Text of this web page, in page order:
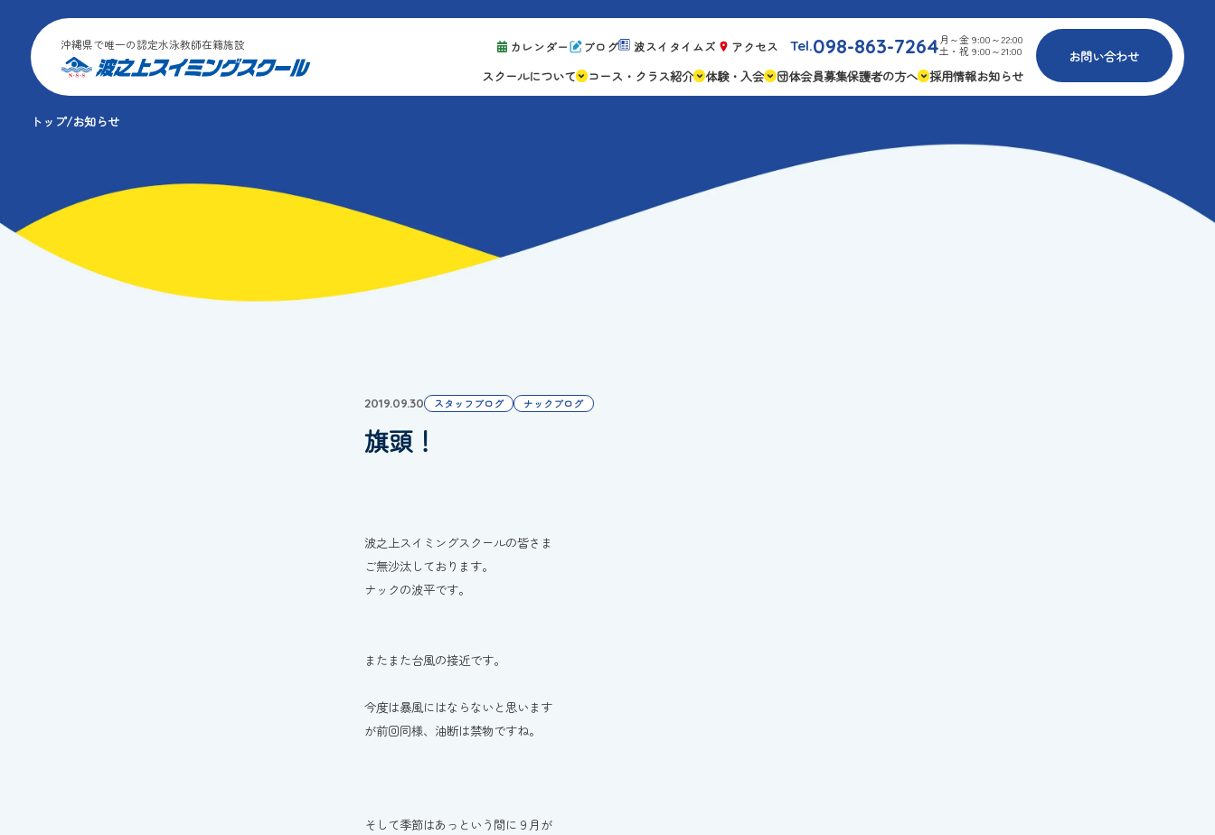
沖縄県で唯一の認定水泳教師在籍施設 カレンダー ブログ 波スイタイムズ アクセス Tel.098-863-7264月～金 9:00～22:00
土・祝 9:00～21:00
お問い合わせ
スクールについて
コース・クラス紹介 体験・入会
キャンペーン情報
よくある質問
団体会員募集保護者の方へ
ゴールデンエイジ
採用情報お知らせ
トップ お知らせ
2019.09.30 スタッフブログ ナックブログ
旗頭！
波之上スイミングスクールの皆さま
ご無沙汰しております。
ナックの波平です。
またまた台風の接近です。
今度は暴風にはならないと思います
が前回同様、油断は禁物ですね。
そして季節はあっという間に９月が